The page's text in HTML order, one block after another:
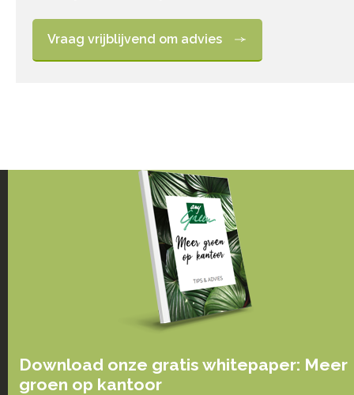
Vraag vrijblijvend om advies
Download onze gratis whitepaper: Meer
groen op kantoor